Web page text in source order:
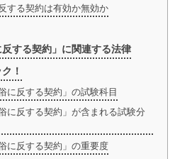
する契約は有効か無効か
反する契約」に関連する法律
！
に反する契約」の試験科目
に反する契約」が含まれる試験分
に反する契約」の重要度